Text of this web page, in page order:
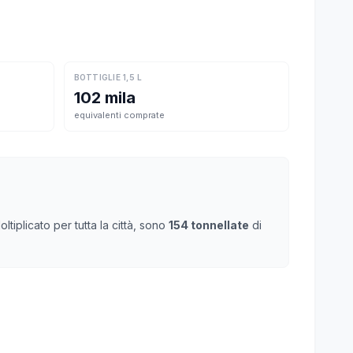
BOTTIGLIE 1,5 L
102 mila
equivalenti comprate
per tutta la città, sono 154 tonnellate di